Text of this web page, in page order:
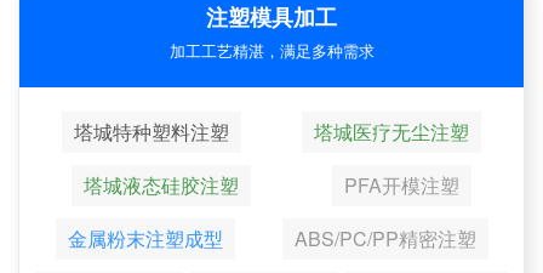
注塑模具加工
加工工艺精湛，满足多种需求
塔城特种塑料注塑
塔城医疗无尘注塑
塔城液态硅胶注塑
PFA开模注塑
金属粉末注塑成型
ABS/PC/PP精密注塑